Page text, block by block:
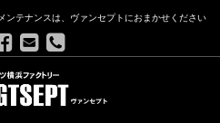
ンテナンスは、ヴァンセプトにおまかせください